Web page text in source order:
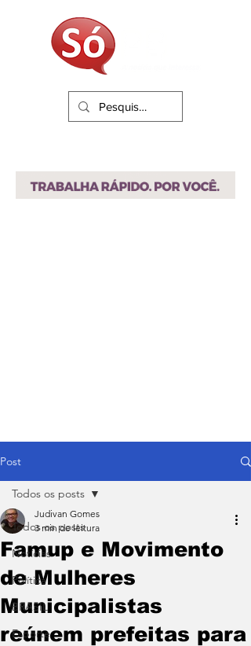
Post
Todos os posts
Notícias
Política
BRASIL
Esporte
Todos os posts
Famup e Movimento
de Mulheres
Municipalistas
reúnem prefeitas para
Judivan Gomes
3 min de leitura